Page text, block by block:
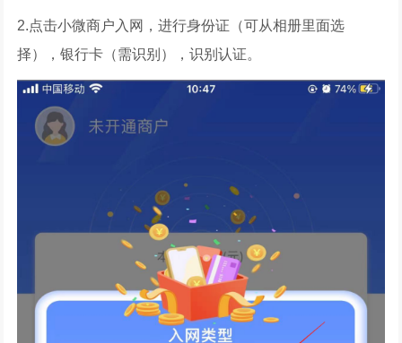
2.点击小微商户入网，进行身份证（可从相册里面选
择），银行卡（需识别），识别认证。